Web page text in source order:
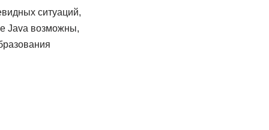
ситуаций,
Java возможны,